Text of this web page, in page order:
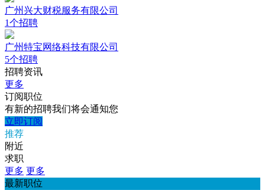
广州兴大财税服务有限公司
1个招聘
广州特宝网络科技有限公司
5个招聘
招聘资讯
更多
订阅职位
有新的招聘我们将会通知您
立即订阅
推荐
附近
求职
更多 更多
最新职位